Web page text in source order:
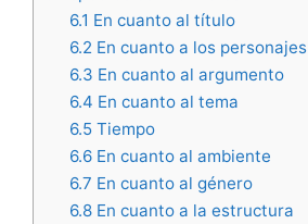
6.1 En cuanto al título
6.2 En cuanto a los personajes
6.3 En cuanto al argumento
6.4 En cuanto al tema
6.5Tiempo
6.6En cuanto al ambiente
6.7 En cuanto al género
6.8En cuanto a la estructura